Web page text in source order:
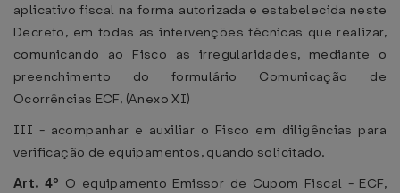
aplicativo fiscal na forma autorizada e estabelecida neste
Decreto, em todas as intervenções técnicas que realizar,
comunicando ao Fisco as irregularidades, mediante o
preenchimento do formulário Comunicação de
Ocorrências ECF, (Anexo XI)
III - acompanhar e auxiliar o Fisco em diligências para
verificação de equipamentos, quando solicitado.
Art. 4º O equipamento Emissor de Cupom Fiscal - ECF,